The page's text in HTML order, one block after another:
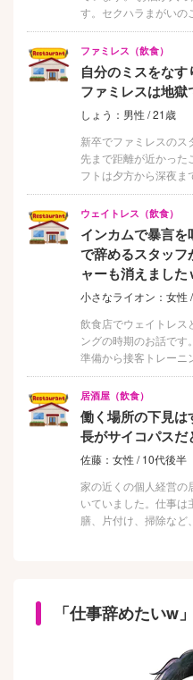
す。セクハラまがいの
ファミレス（飲食）
自分のミスをなす
ファミレスは地獄
しょう：男性 / 21歳
新卒でファミレスのス
先まで距離が近かった
フトは夕方から深夜ま
ウェイトレス（飲食）
インカムで暴言
で辞めるスタッ
ャーも消えました
小さなライオン：女性
飲食店でウェイトレス
ングの時期のお話で
準備から接客トレーニ
居酒屋（飲食）
働く場所の下見
長がサイコパス
佐藤：女性 / 10代後半
家の近くの個人経営の
いていました。仕事
膳、片付け、掃除など
「仕事辞めたいw